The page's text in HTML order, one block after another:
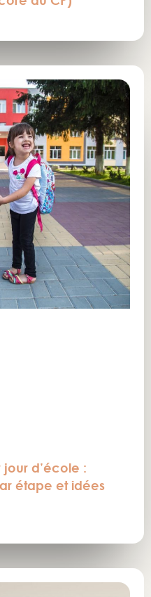
d’école :
étape et idées